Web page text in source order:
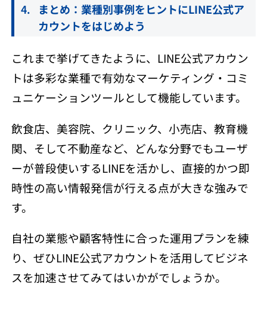
まとめ：業種別事例をヒントにLINE公式ア
カウントをはじめよう
これまで挙げてきたように、LINE公式アカウン
トは多彩な業種で有効なマーケティング・コミ
ュニケーションツールとして機能しています。
飲食店、美容院、クリニック、小売店、教育機
関、そして不動産など、どんな分野でもユーザ
ーが普段使いするLINEを活かし、直接的かつ即
時性の高い情報発信が行える点が大きな強みで
す。
自社の業態や顧客特性に合った運用プランを練
り、ぜひLINE公式アカウントを活用してビジネ
スを加速させてみてはいかがでしょうか。